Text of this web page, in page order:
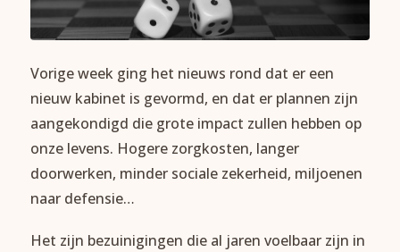
Vorige week ging het nieuws rond dat er een
nieuw kabinet is gevormd, en dat er plannen zijn
aangekondigd die grote impact zullen hebben op
onze levens. Hogere zorgkosten, langer
doorwerken, minder sociale zekerheid, miljoenen
naar defensie…
Het zijn bezuinigingen die al jaren voelbaar zijn in